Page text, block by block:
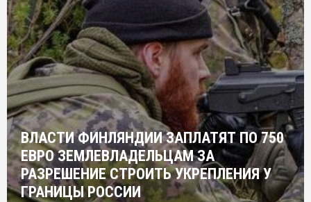
ВЛАСТИ ФИНЛЯНДИИ ЗАПЛАТЯТ ПО 750
ЕВРО ЗЕМЛЕВЛАДЕЛЬЦАМ ЗА
РАЗРЕШЕНИЕ СТРОИТЬ УКРЕПЛЕНИЯ У
ГРАНИЦЫ РОССИИ